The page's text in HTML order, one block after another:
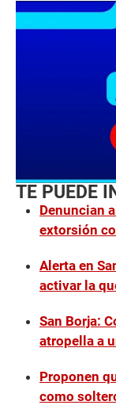
TE PUEDE
Denuncian
extorsión
Alerta en
activar la
San Borja:
atropella a
Proponen
como